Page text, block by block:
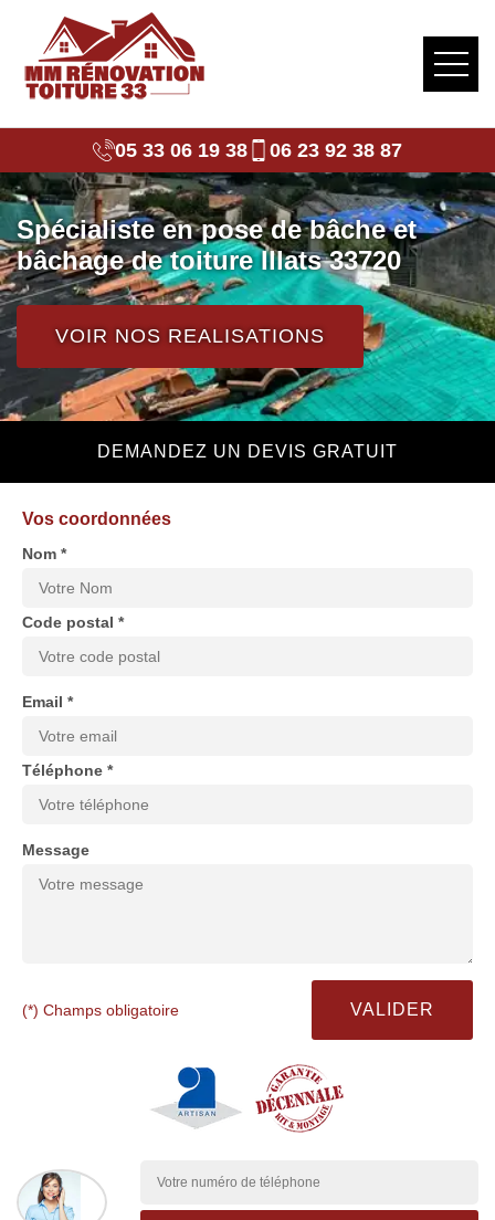
05 33 06 19 38 06 23 92 38 87
Spécialiste en pose de bâche et
bâchage de toiture Illats 33720
VOIR NOS REALISATIONS
DEMANDEZ UN DEVIS GRATUIT
Vos coordonnées
Nom *
Code postal *
Email *
Téléphone *
Message
(*) Champs obligatoire